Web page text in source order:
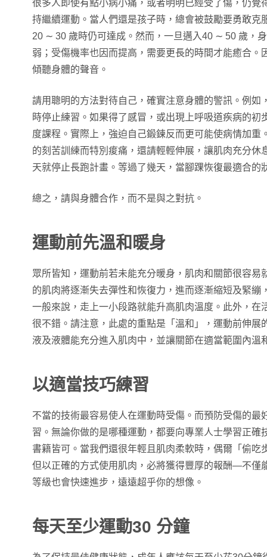
很多人即使有點小病小痛，或者明明已經受了傷，仍覺
持繼續運動。當人們還是孩子時，總會被鼓勵要勇敢克
20 ∼ 30 歲時仍可達成。然而，一旦邁入40 ∼ 50 歲，
弱；受傷機率也因而提高，需要更長的時間才能癒合。
傾聽身體的聲音。
請用聰明的方法對待自己，確實注意身體的警訊。例如
時停止練習。如果得了感冒，或出現上呼吸道疾病的初
度課程。實際上，強迫自己鍛鍊反而更可能使病情加重
的刻苦訓練而特別痠痛，還請輕輕伸展，讓肌肉充分休
天就停止長跑計畫。等過了幾天，當腳踝恢復最適合的
總之，請與身體合作，而不是與之對抗。
運動前先溫和暖身
眾所皆知，運動前若未能充分暖身，肌肉和關節很容易
的肌肉將逐漸失去彈性和恢復力，進而逐漸縮短及緊繃
一般來說，走上一小段路就能升高肌肉溫度。此外，在
很不錯。請注意，此處的重點是「溫和」，運動前伸展
液及液體能充分進入肌肉中，並讓關節在適當範圍內溫
以適當技巧練習
不當的技術最容易使人在運動時受傷。而預防受傷的最
習。無論你做的是哪種運動，都要向專業人士學習正確
書籍皆可。當我們還很年輕且肌肉柔軟時，偶爾「偷吃
但以正確的方式使用肌肉，必將獲得豐厚的報酬—不僅
等級也會快速進步，遠遠超乎你的想像。
每天至少運動30 分鐘